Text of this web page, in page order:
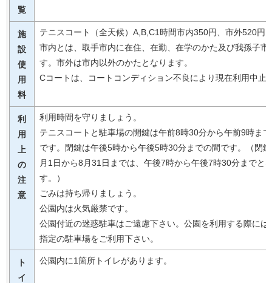
覧
施
設
使
用
料
テニスコート（全天候）A,B,C1時間市内350円、市外520円
市内とは、取手市内に在住、在勤、在学のかた及び我孫子市
す。市外は市内以外のかたとなります。
Cコートは、コートコンディション不良により現在利用中止
利
用
上
の
注
意
利用時間を守りましょう。
テニスコートと駐車場の開鍵は午前8時30分から午前9時ま
です。閉鍵は午後5時から午後5時30分までの間です。（閉
月1日から8月31日までは、午後7時から午後7時30分までと
す。）
ごみは持ち帰りましょう。
公園内は火気厳禁です。
公園付近の迷惑駐車はご遠慮下さい。公園を利用する際には
指定の駐車場をご利用下さい。
ト
イ
公園内に1箇所トイレがあります。